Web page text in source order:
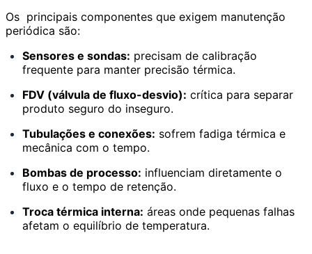
Os principais componentes que exigem manutenção
periódica são:
Sensores e sondas: precisam de calibração
frequente para manter precisão térmica.
FDV (válvula de fluxo-desvio): crítica para separar
produto seguro do inseguro.
Tubulações e conexões: sofrem fadiga térmica e
mecânica com o tempo.
Bombas de processo: influenciam diretamente o
fluxo e o tempo de retenção.
Troca térmica interna: áreas onde pequenas falhas
afetam o equilíbrio de temperatura.